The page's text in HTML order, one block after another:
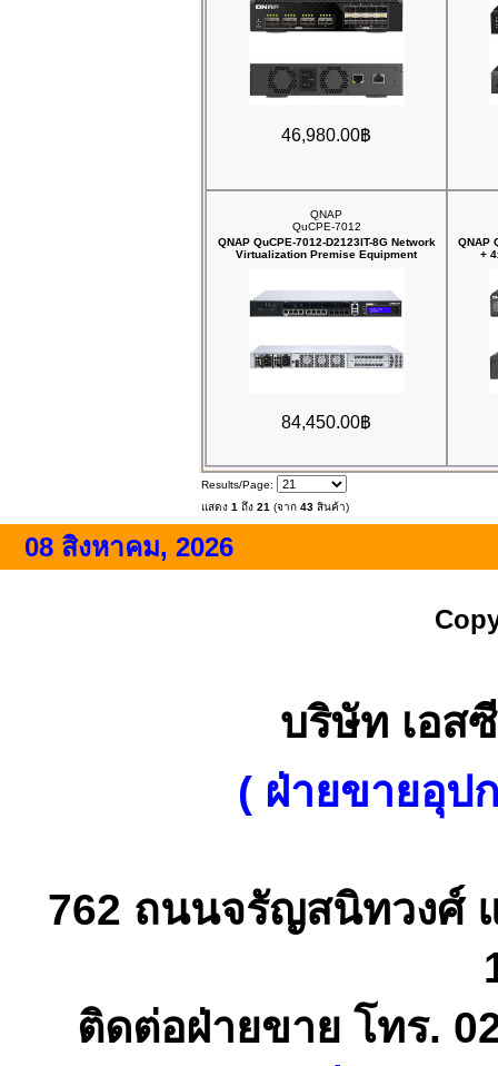
46,980.00฿
QNAP
QuCPE-7012
QNAP QuCPE-7012-D2123IT-8G Network
Virtualization Premise Equipment
84,450.00฿
QNAP
+
Results/Page:
แสดง 1 ถึง 21 (จาก 43 สินค้า)
08 สิงหาคม, 2026
บริษัท เอส
( ฝ่ายขายอุป
762 ถนนจรัญสนิทวงศ์
ติดต่อฝ่ายขาย โทร.